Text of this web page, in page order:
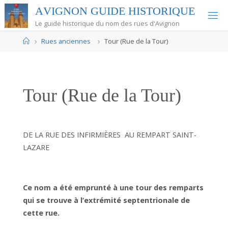
Skip
to
content
AVIGNON GUIDE HISTORIQUE
Le guide historique du nom des rues d'Avignon
HomeRues anciennes Tour (Rue de la Tour)
Tour (Rue de la Tour)
DE LA RUE DES INFIRMIÈRES AU REMPART SAINT-
LAZARE
Ce nom a été emprunté à une tour des remparts
qui se trouve à l’extrémité septentrionale de
cette rue.